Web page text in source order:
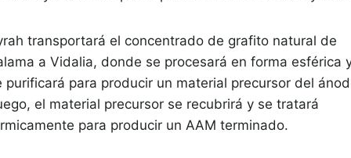
transportará el concentrado de grafito natural de
a Vidalia, donde se procesará en forma esférica
purificará para producir un material precursor del
el material precursor se recubrirá y se tratará
para producir un AAM terminado.